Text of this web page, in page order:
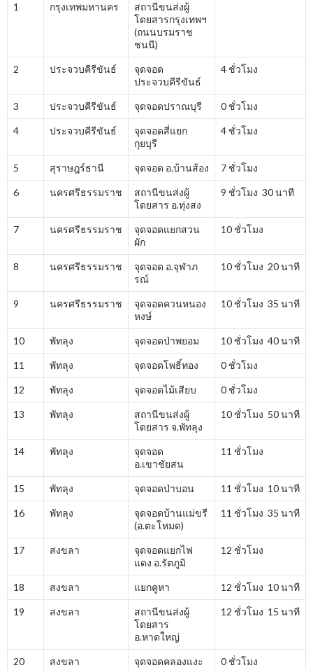
1 กรุงเทพมหานคร
สถานีขนส่งผู้
โดยสารกรุงเทพฯ
(ถนนบรมราช
ชนนี)
2 ประจวบคีรีขันธ์
จุดจอด
ประจวบคีรีขันธ์
4 ชั่วโมง
3 ประจวบคีรีขันธ์ จุดจอดปราณบุรี 0 ชั่วโมง
4 ประจวบคีรีขันธ์
จุดจอดสี่แยก
กุยบุรี
4 ชั่วโมง
5 สุราษฎร์ธานี จุดจอด อ.บ้านส้อง 7 ชั่วโมง
6 นครศรีธรรมราช
สถานีขนส่งผู้
โดยสาร อ.ทุ่งสง
9 ชั่วโมง 30 นาที
7 นครศรีธรรมราช
จุดจอดแยกสวน
ผัก
10 ชั่วโมง
8 นครศรีธรรมราช
จุดจอด อ.จุฬาภ
รณ์
10 ชั่วโมง 20 นาที
9 นครศรีธรรมราช
จุดจอดควนหนอง
หงษ์
10 ชั่วโมง 35 นาที
10 พัทลุง จุดจอดป่าพยอม 10 ชั่วโมง 40 นาที
11 พัทลุง จุดจอดโพธิ์ทอง 0 ชั่วโมง
12 พัทลุง จุดจอดไม้เสียบ 0 ชั่วโมง
13 พัทลุง
สถานีขนส่งผู้
โดยสาร จ.พัทลุง
10 ชั่วโมง 50 นาที
14 พัทลุง
จุดจอด
อ.เขาชัยสน
11 ชั่วโมง
15 พัทลุง จุดจอดป่าบอน 11 ชั่วโมง 10 นาที
16 พัทลุง
จุดจอดบ้านแม่ขรี
(อ.ตะโหมด)
11 ชั่วโมง 35 นาที
17 สงขลา
จุดจอดแยกไฟ
แดง อ.รัตภูมิ
12 ชั่วโมง
18 สงขลา แยกคูหา 12 ชั่วโมง 10 นาที
19 สงขลา
สถานีขนส่งผู้
โดยสาร
อ.หาดใหญ่
12 ชั่วโมง 15 นาที
20 สงขลา จุดจอดคลองแงะ 0 ชั่วโมง